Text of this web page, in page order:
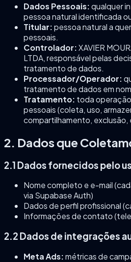
Dados Pessoais:qualquer
pessoa natural identificada
Titular:pessoa natural a
pessoais.
Controlador:XAVIER
LTDA, responsável pelas
tratamento de dados.
Processador/Operador:
tratamento de dados em
Tratamento: toda
pessoais (coleta, uso,
compartilhamento, exclusão,
2. Dados que
2.1 Dados fornecidos pelo
Nome completo e e-mail
via Supabase Auth)
Dados de perfil profissional
Informações de contato
2.2 Dados de integrações
Meta Ads:métricas de